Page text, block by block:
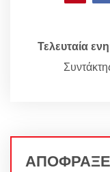
Τελευταία